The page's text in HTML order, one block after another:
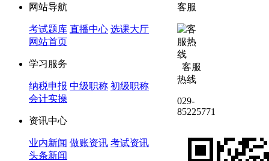
网站导航
考试题库 直播中心 选课大厅
网站首页
学习服务
纳税申报 中级职称 初级职称
会计实操
资讯中心
业内新闻 做账资讯 考试资讯
头条新闻
客服
客服
热线
029-
85225771